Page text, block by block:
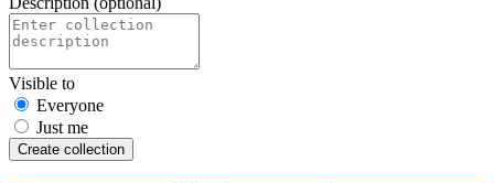
Visible to
Everyone
Just me
Create collection